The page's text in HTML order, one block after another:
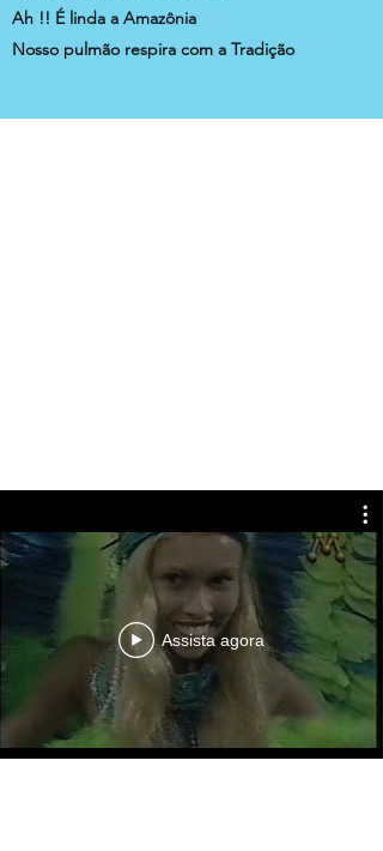
Ah !! É linda a Amazônia
Nosso pulmão respira com a Tradição
Assista agora